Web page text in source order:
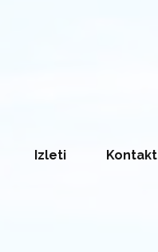
Izleti Kontakt